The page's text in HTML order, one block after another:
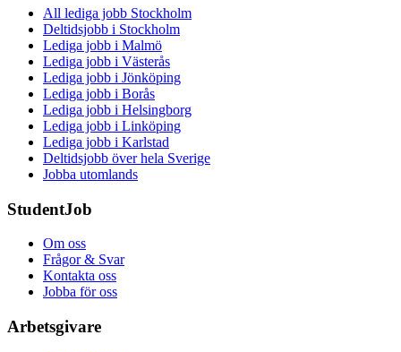
All lediga jobb Stockholm
Deltidsjobb i Stockholm
Lediga jobb i Malmö
Lediga jobb i Västerås
Lediga jobb i Jönköping
Lediga jobb i Borås
Lediga jobb i Helsingborg
Lediga jobb i Linköping
Lediga jobb i Karlstad
Deltidsjobb över hela Sverige
Jobba utomlands
StudentJob
Om oss
Frågor & Svar
Kontakta oss
Jobba för oss
Arbetsgivare